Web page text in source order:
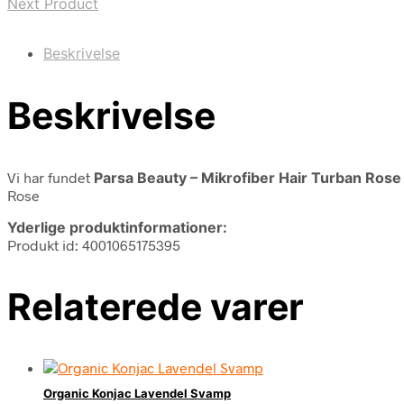
Beskrivelse
Beskrivelse
Vi har fundet Parsa Beauty – Mikrofiber Hair Turban Rose
Rose
Yderlige produktinformationer:
Produkt id: 4001065175395
Relaterede varer
Organic Konjac Lavendel Svamp